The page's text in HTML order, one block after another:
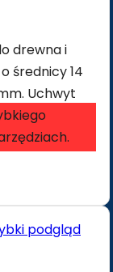
drewna i
średnicy 14
Uchwyt
podgląd